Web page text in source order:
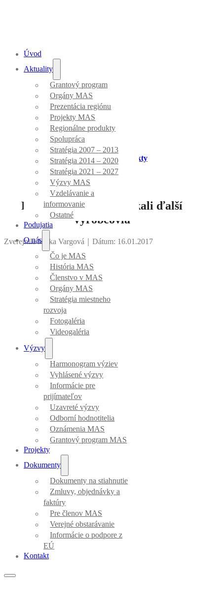
Úvod
Aktuality
Grantový program
Orgány MAS
Prezentácia regiónu
Projekty MAS
Regionálne produkty
Spolupráca
Stratégia 2007 – 2013
Stratégia 2014 – 2020
Stratégia 2021 – 2027
Výzvy MAS
Vzdelávanie a
informovanie
Ostatné
Podujatia
O nás
Čo je MAS
História MAS
Členstvo v MAS
Orgány MAS
Stratégia miestneho
rozvoja
Fotogaléria
Videogaléria
Výzvy
Harmonogram výziev
Vyhlásené výzvy
Informácie pre
prijímateľov
Uzavreté výzvy
Odborní hodnotitelia
Oznámenia MAS
Grantový program MAS
Projekty
Dokumenty
Dokumenty na stiahnutie
Zmluvy, objednávky a
faktúry
Pre členov MAS
Verejné obstarávanie
Informácie o podpore z
EÚ
Kontakt
Aktuality
Úvod/Regionálne produkty
Regionálnu značku získali ďalší
výrobcovia
Zverejnila Mirka Vargová Dátum: 16.01.2017